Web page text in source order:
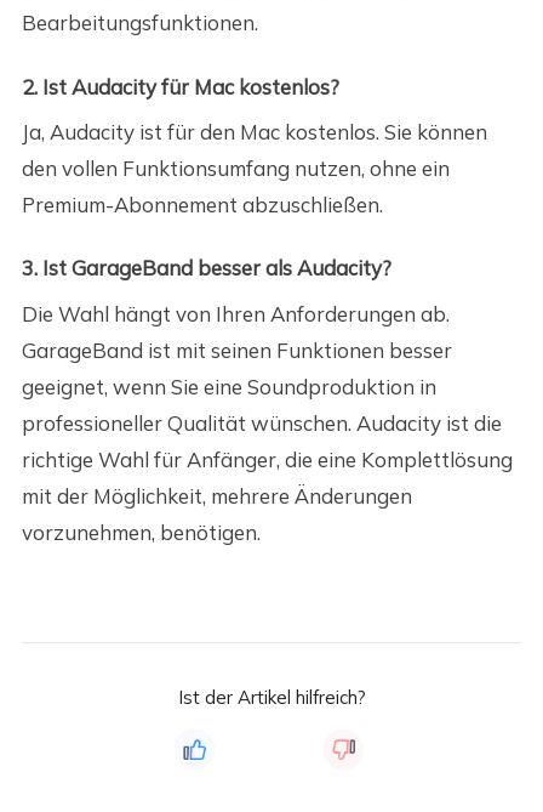
Bearbeitungsfunktionen.
2. Ist Audacity für Mac kostenlos?
Ja, Audacity ist für den Mac kostenlos. Sie können
den vollen Funktionsumfang nutzen, ohne ein
Premium-Abonnement abzuschließen.
3. Ist GarageBand besser als Audacity?
Die Wahl hängt von Ihren Anforderungen ab.
GarageBand ist mit seinen Funktionen besser
geeignet, wenn Sie eine Soundproduktion in
professioneller Qualität wünschen. Audacity ist die
richtige Wahl für Anfänger, die eine Komplettlösung
mit der Möglichkeit, mehrere Änderungen
vorzunehmen, benötigen.
Ist der Artikel hilfreich?